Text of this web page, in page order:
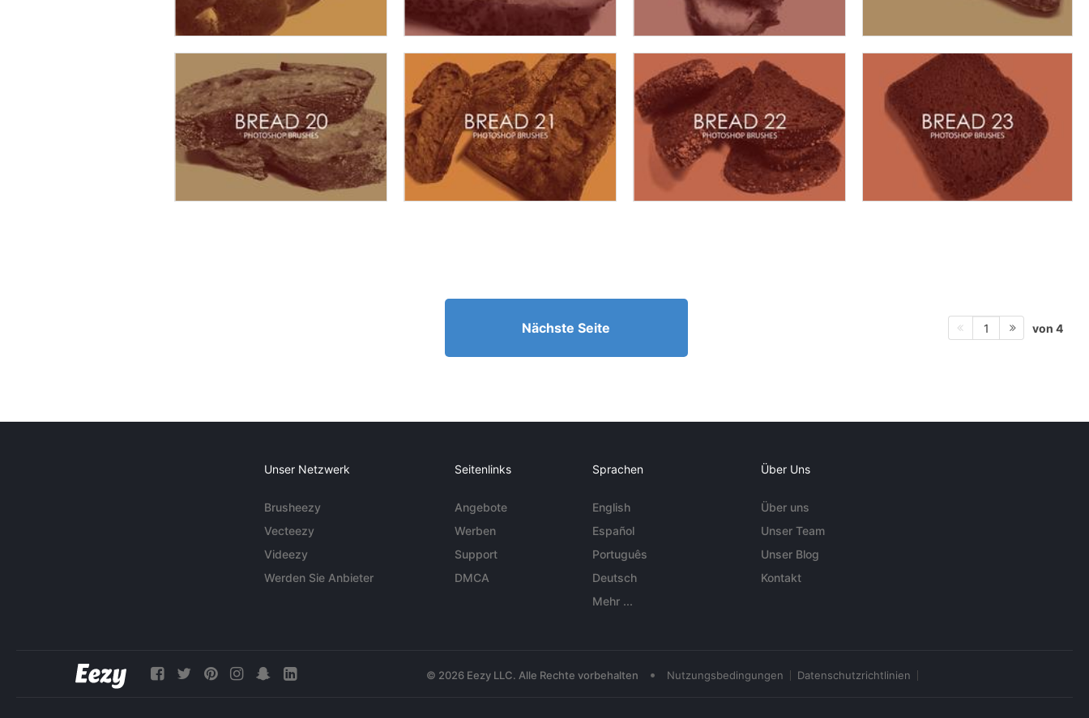
Nächste Seite 1 von 4
Unser Netzwerk
Brusheezy
Vecteezy
Videezy
Werden Sie Anbieter
Seitenlinks
Angebote
Werben
Support
DMCA
Sprachen
English
Español
Português
Deutsch
Mehr ...
Über Uns
Über uns
Unser Team
Unser Blog
Kontakt
© 2026 Eezy LLC. Alle Rechte vorbehalten • Nutzungsbedingungen Datenschutzrichtlinien